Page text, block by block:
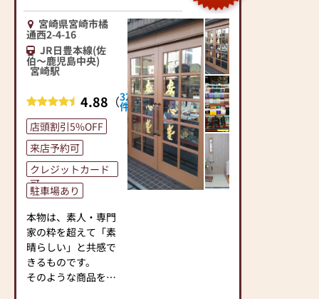
宮崎県宮崎市橘
通西2-4-16
JR日豊本線(佐
伯～鹿児島中央)
宮崎駅
4.88 （32
件 ）
店頭割引5%OFF
来店予約可
クレジットカード
可
駐車場あり
本物は、素人・専門
家の粋を超えて「素
晴らしい」と共感で
きるものです。
そのような商品をで